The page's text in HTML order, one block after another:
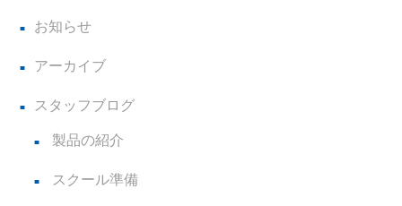
お知らせ
アーカイブ
スタッフブログ
製品の紹介
スクール準備